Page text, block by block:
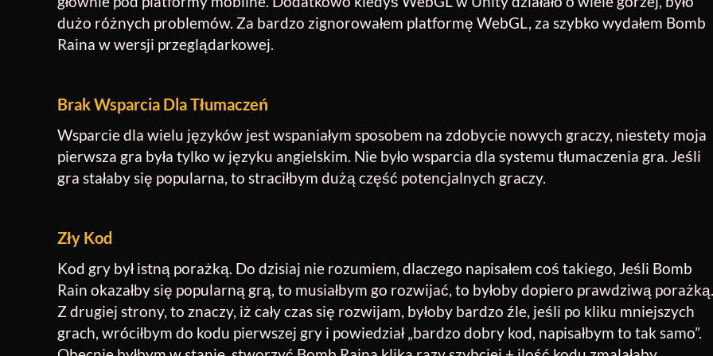
dużo różnych problemów. Za bardzo zignorowałem platformę WebGL, za szybko wydałem Bomb
Raina w wersji przeglądarkowej.
Brak Wsparcia Dla Tłumaczeń
Wsparcie dla wielu języków jest wspaniałym sposobem na zdobycie nowych graczy, niestety moja
pierwsza gra była tylko w języku angielskim. Nie było wsparcia dla systemu tłumaczenia gra. Jeśli
gra stałaby się popularna, to straciłbym dużą część potencjalnych graczy.
Zły Kod
Kod gry był istną porażką. Do dzisiaj nie rozumiem, dlaczego napisałem coś takiego, Jeśli Bomb
Rain okazałby się popularną grą, to musiałbym go rozwijać, to byłoby dopiero prawdziwą porażką.
Z drugiej strony, to znaczy, iż cały czas się rozwijam, byłoby bardzo źle, jeśli po kliku mniejszych
grach, wróciłbym do kodu pierwszej gry i powiedział „bardzo dobry kod, napisałbym to tak samo”.